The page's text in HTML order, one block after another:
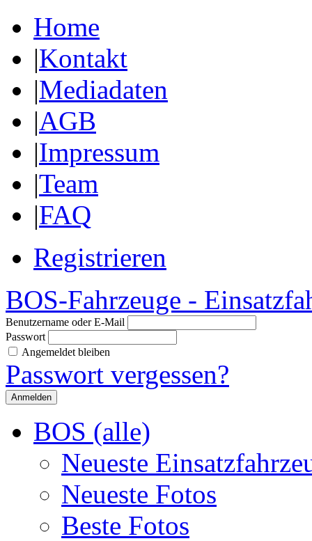
Home
|Kontakt
|Mediadaten
|AGB
|Impressum
|Team
|FAQ
Registrieren
BOS-Fahrzeuge -
Benutzername oder E-Mail
Passwort
Angemeldet bleiben
Passwort vergessen?
BOS (alle)
Neueste
Neueste Fotos
Beste Fotos